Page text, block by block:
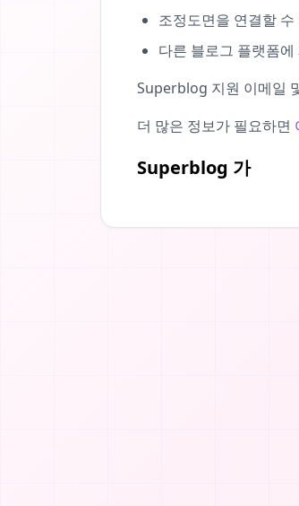
조정도면을 연결할 수
다른 블로그 플랫폼
Superblog 지원 이메일
더 많은 정보가 필요하면
Superblog 가